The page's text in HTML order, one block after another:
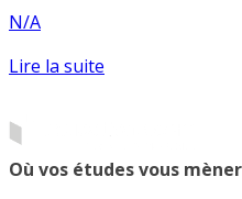
N/A
Lire la suite
Où vos études vous